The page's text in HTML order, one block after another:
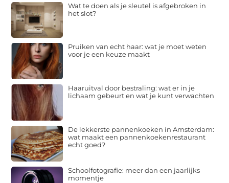
Wat te doen als je sleutel is afgebroken in
het slot?
Pruiken van echt haar: wat je moet weten
voor je een keuze maakt
Haaruitval door bestraling: wat er in je
lichaam gebeurt en wat je kunt verwachten
De lekkerste pannenkoeken in Amsterdam:
wat maakt een pannenkoekenrestaurant
echt goed?
Schoolfotografie: meer dan een jaarlijks
momentje